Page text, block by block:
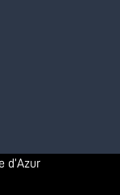
d’Azur